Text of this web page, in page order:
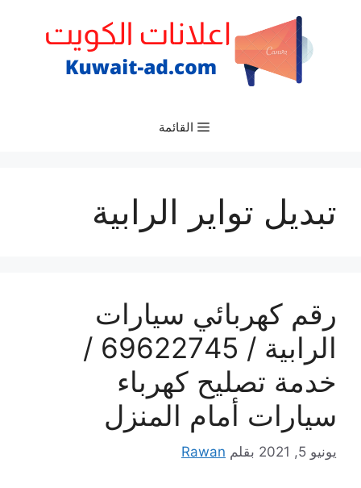
القائمة
تبديل تواير الرابية
رقم كهربائي سيارات
الرابية / 69622745 /
خدمة تصليح كهرباء
سيارات أمام المنزل
يونيو 5, 2021 بقلم Rawan